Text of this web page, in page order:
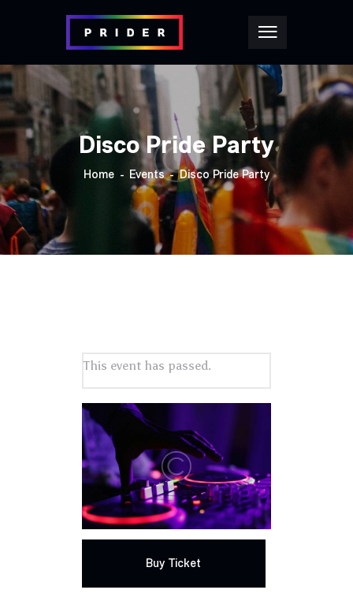
Disco Pride Party
Home Events Disco Pride Party
This event has passed.
Buy Ticket